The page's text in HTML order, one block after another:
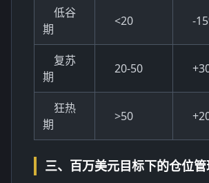
低谷
期
<20 -
复苏
期
20-50
狂热
期
>50
三、百万美元目标下的仓位